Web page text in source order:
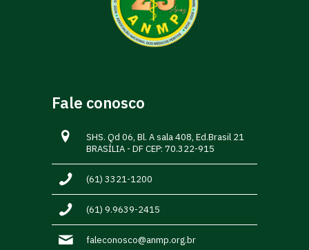
Fale conosco
SHS. Qd 06, Bl. A sala 408, Ed.Brasil 21
BRASÍLIA - DF CEP: 70.322-915
(61) 3321-1200
(61) 9.9639-2415
faleconosco@anmp.org.br